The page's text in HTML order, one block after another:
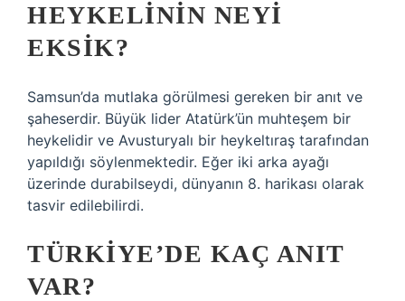
HEYKELININ NEYI
EKSIK?
Samsun’da mutlaka görülmesi gereken bir anıt ve
şaheserdir. Büyük lider Atatürk’ün muhteşem bir
heykelidir ve Avusturyalı bir heykeltıraş tarafından
yapıldığı söylenmektedir. Eğer iki arka ayağı
üzerinde durabilseydi, dünyanın 8. harikası olarak
tasvir edilebilirdi.
TÜRKIYE’DE KAÇ ANIT
VAR?